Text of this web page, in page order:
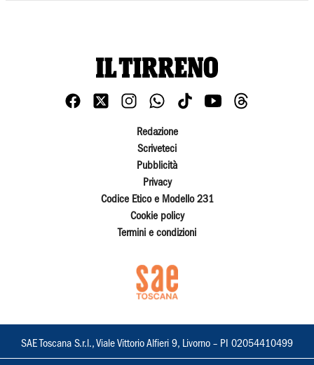
Redazione
Scriveteci
Pubblicità
Privacy
Codice Etico e Modello 231
Cookie policy
Termini e condizioni
SAE Toscana S.r.l., Viale Vittorio Alfieri 9, Livorno – PI 02054410499